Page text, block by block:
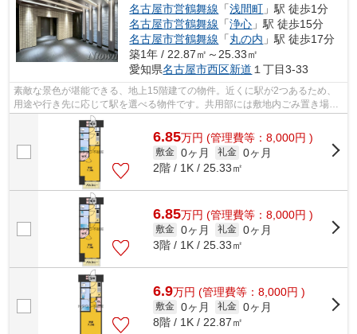
名古屋市営鶴舞線 「浅間町 」駅 徒歩1分
名古屋市営鶴舞線 「浄心 」駅 徒歩15分
名古屋市営鶴舞線 「丸の内 」駅 徒歩17分
築1年 / 22.87㎡～25.33㎡
愛知県名古屋市西区新道 １丁目3-33
素敵な景色が堪能できる、地上15階建ての物件。近くに駅が2つあるため、
用途や行き先に応じて駅を選べる物件です。共用部には敷地内ごみ置き場・
エレベータなどが揃っており、とても充...
6.85万円 (管理費等：8,000円 )
敷金 0ヶ月 礼金 0ヶ月
2階 / 1K / 25.33㎡
6.85万円 (管理費等：8,000円 )
敷金 0ヶ月 礼金 0ヶ月
3階 / 1K / 25.33㎡
6.9万円 (管理費等：8,000円 )
敷金 0ヶ月 礼金 0ヶ月
8階 / 1K / 22.87㎡